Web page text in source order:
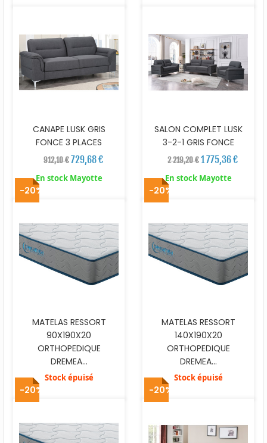
CANAPE LUSK GRIS
FONCE 3 PLACES
912,10 €729,68 €
En stock Mayotte
SALON COMPLET LUSK
3-2-1 GRIS FONCE
2 219,20 €1 775,36 €
En stock Mayotte
-20%
MATELAS RESSORT
90X190X20
ORTHOPEDIQUE
DREMEA...
Stock épuisé
-20%
MATELAS RESSORT
140X190X20
ORTHOPEDIQUE
DREMEA...
Stock épuisé
-20% -20%